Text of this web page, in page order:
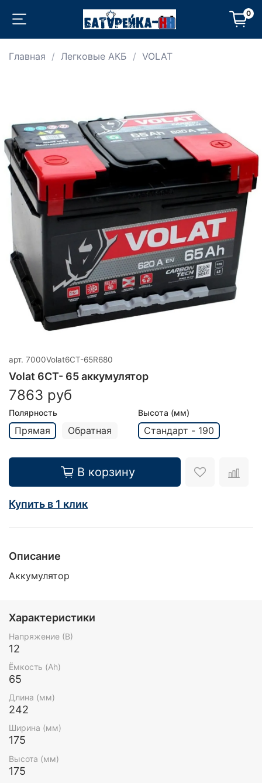
0
Главная Легковые АКБ VOLAT
арт. 7000Volat6CT-65R680
Volat 6CT- 65 аккумулятор
7863 руб
Полярность
Прямая Обратная
Высота (мм)
Стандарт - 190
В корзину
Купить в 1 клик
Описание
Аккумулятор
Характеристики
Напряжение (В)
12
Ёмкость (Ah)
65
Длина (мм)
242
Ширина (мм)
175
Высота (мм)
175